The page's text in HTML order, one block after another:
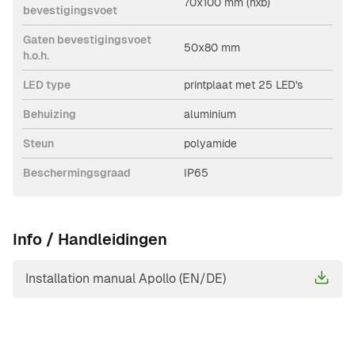
bevestigingsvoet
Gaten bevestigingsvoet
h.o.h.
50x80 mm
LED type printplaat met 25 LED's
Behuizing aluminium
Steun polyamide
Beschermingsgraad IP65
Info / Handleidingen
Installation manual Apollo (EN/DE)